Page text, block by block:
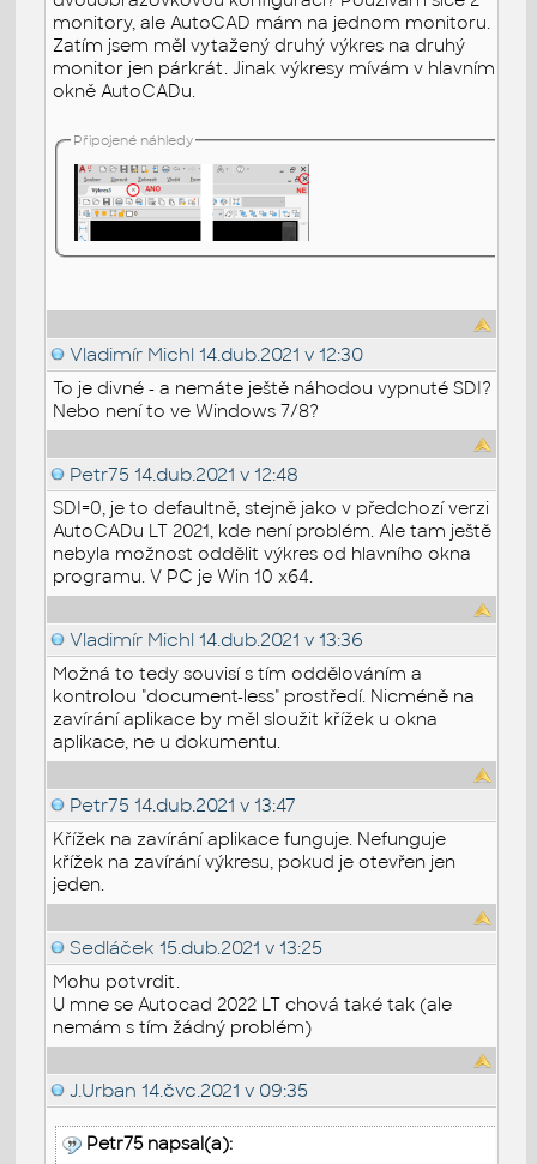
monitory, ale AutoCAD mám na jednom monitoru.
Zatím jsem měl vytažený druhý výkres na druhý
monitor jen párkrát. Jinak výkresy mívám v hlavním
okně AutoCADu.
Připojené náhledy
Vladimír Michl 14.dub.2021 v 12:30
To je divné - a nemáte ještě náhodou vypnuté SDI?
Nebo není to ve Windows 7/8?
Petr75 14.dub.2021 v 12:48
SDI=0, je to defaultně, stejně jako v předchozí verzi
AutoCADu LT 2021, kde není problém. Ale tam ještě
nebyla možnost oddělit výkres od hlavního okna
programu. V PC je Win 10 x64.
Vladimír Michl 14.dub.2021 v 13:36
Možná to tedy souvisí s tím oddělováním a
kontrolou "document-less" prostředí. Nicméně na
zavírání aplikace by měl sloužit křížek u okna
aplikace, ne u dokumentu.
Petr75 14.dub.2021 v 13:47
Křížek na zavírání aplikace funguje. Nefunguje
křížek na zavírání výkresu, pokud je otevřen jen
jeden.
Sedláček 15.dub.2021 v 13:25
Mohu potvrdit.
U mne se Autocad 2022 LT chová také tak (ale
nemám s tím žádný problém)
J.Urban 14.čvc.2021 v 09:35
Petr75 napsal(a):